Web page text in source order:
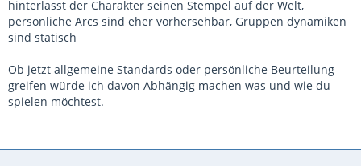
hinterlässt der Charakter seinen Stempel auf der Welt,
persönliche Arcs sind eher vorhersehbar, Gruppen dynamiken
sind statisch
Ob jetzt allgemeine Standards oder persönliche Beurteilung
greifen würde ich davon Abhängig machen was und wie du
spielen möchtest.